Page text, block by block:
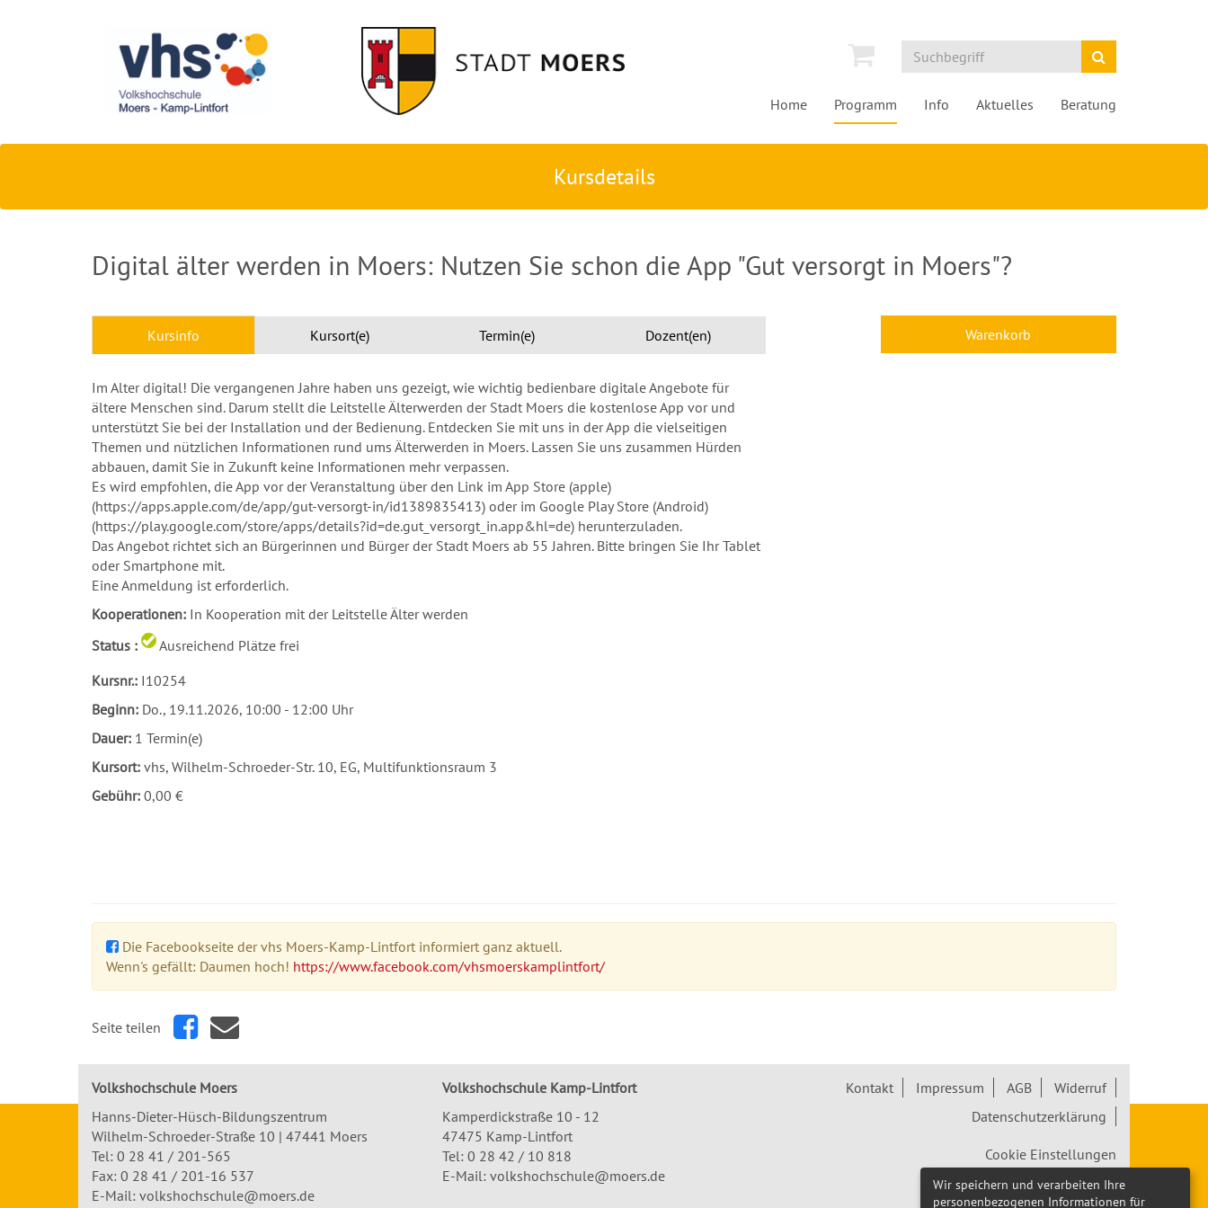
Home Programm Info Aktuelles Beratung
Kursdetails
Digital älter werden in Moers: Nutzen Sie schon die App "Gut versorgt in Moers"?
Kursinfo Kursort(e) Termin(e) Dozent(en)
Im Alter digital! Die vergangenen Jahre haben uns gezeigt, wie wichtig bedienbare digitale Angebote für
ältere Menschen sind. Darum stellt die Leitstelle Älterwerden der Stadt Moers die kostenlose App vor und
unterstützt Sie bei der Installation und der Bedienung. Entdecken Sie mit uns in der App die vielseitigen
Themen und nützlichen Informationen rund ums Älterwerden in Moers. Lassen Sie uns zusammen Hürden
abbauen, damit Sie in Zukunft keine Informationen mehr verpassen.
Es wird empfohlen, die App vor der Veranstaltung über den Link im App Store (apple)
(https://apps.apple.com/de/app/gut-versorgt-in/id1389835413) oder im Google Play Store (Android)
(https://play.google.com/store/apps/details?id=de.gut_versorgt_in.app&hl=de) herunterzuladen.
Das Angebot richtet sich an Bürgerinnen und Bürger der Stadt Moers ab 55 Jahren. Bitte bringen Sie Ihr Tablet
oder Smartphone mit.
Eine Anmeldung ist erforderlich.
Kooperationen: In Kooperation mit der Leitstelle Älter werden
Status :
Ausreichend Plätze frei
Kursnr.: I10254
Beginn: Do., 19.11.2026, 10:00 - 12:00 Uhr
Dauer: 1 Termin(e)
Kursort: vhs, Wilhelm-Schroeder-Str. 10, EG, Multifunktionsraum 3
Gebühr: 0,00 €
Warenkorb
Die Facebookseite der vhs Moers-Kamp-Lintfort informiert ganz aktuell.
Wenn's gefällt: Daumen hoch! https://www.facebook.com/vhsmoerskamplintfort/
Seite teilen
Volkshochschule Moers
Hanns-Dieter-Hüsch-Bildungszentrum
Wilhelm-Schroeder-Straße 10 | 47441 Moers
Tel: 0 28 41 / 201-565
Fax: 0 28 41 / 201-16 537
E-Mail: volkshochschule@moers.de
Volkshochschule Kamp-Lintfort
Kamperdickstraße 10 - 12
47475 Kamp-Lintfort
Tel: 0 28 42 / 10 818
E-Mail: volkshochschule@moers.de
Kontakt Impressum AGB
Widerruf
Datenschutzerklärung
Cookie Einstellungen
Widerrufsformular
Wir speichern und verarbeiten Ihre
personenbezogenen Informationen für